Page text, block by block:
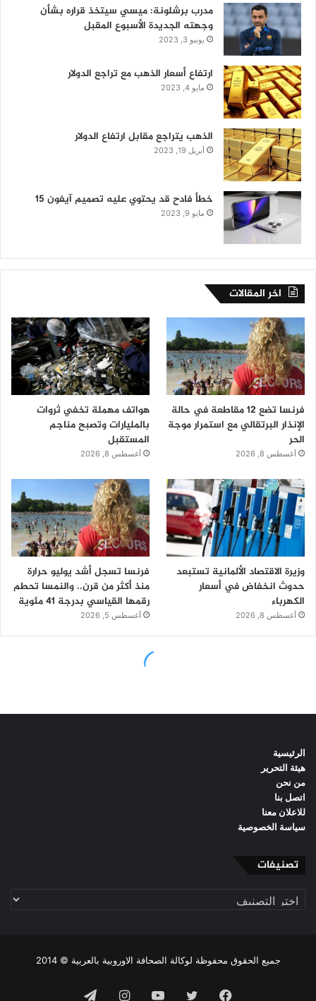
الرئيسية
هيئة التحرير
من نحن
اتصل بنا
للاعلان معنا
سياسة الخصوصية
تصنيفات
تصنيفات
جميع الحقوق محفوظة لوكالة الصحافة الاوروبية بالعربية © 2014
فيسبوك تويتر يوتيوبانستقرامتيلقرام